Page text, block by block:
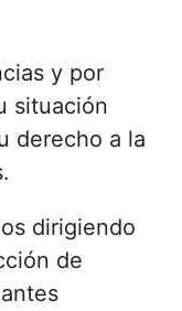
y por
situación
derecho a la
dirigiendo
de